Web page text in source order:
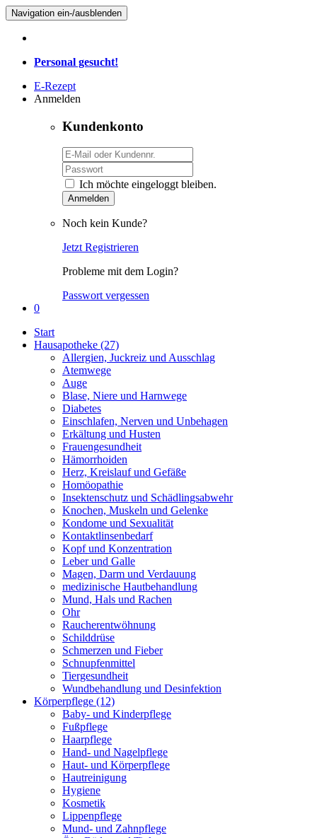
Navigation ein-/ausblenden
Personal gesucht!
E-Rezept
Anmelden
Kundenkonto
Ich möchte eingeloggt bleiben.
Anmelden
Noch kein Kunde?
Jetzt Registrieren
Probleme mit dem Login?
Passwort vergessen
0
Start
Hausapotheke (27)
Allergien, Juckreiz und Ausschlag
Atemwege
Auge
Blase, Niere und Harnwege
Diabetes
Einschlafen, Nerven und Unbehagen
Erkältung und Husten
Frauengesundheit
Hämorrhoiden
Herz, Kreislauf und Gefäße
Homöopathie
Insektenschutz und Schädlingsabwehr
Knochen, Muskeln und Gelenke
Kondome und Sexualität
Kontaktlinsenbedarf
Kopf und Konzentration
Leber und Galle
Magen, Darm und Verdauung
medizinische Hautbehandlung
Mund, Hals und Rachen
Ohr
Raucherentwöhnung
Schilddrüse
Schmerzen und Fieber
Schnupfenmittel
Tiergesundheit
Wundbehandlung und Desinfektion
Körperpflege (12)
Baby- und Kinderpflege
Fußpflege
Haarpflege
Hand- und Nagelpflege
Haut- und Körperpflege
Hautreinigung
Hygiene
Kosmetik
Lippenpflege
Mund- und Zahnpflege